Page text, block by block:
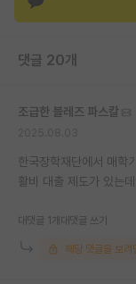
댓글 20개
조급한 블레즈 파스칼
한국장학재단에서 매
활비 대출 제도가 있는
대댓글 1개 대댓글 쓰기
해당 댓글을 보려